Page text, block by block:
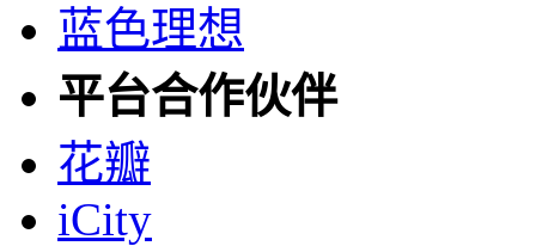
蓝色理想
平台合作伙伴
花瓣
iCity